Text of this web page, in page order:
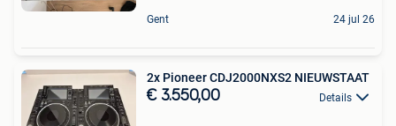
Gent 24 jul 26
2x Pioneer CDJ2000NXS2 NIEUWSTAAT
€ 3.550,00 Details